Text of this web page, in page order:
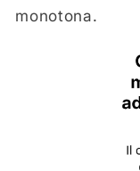
monotona.